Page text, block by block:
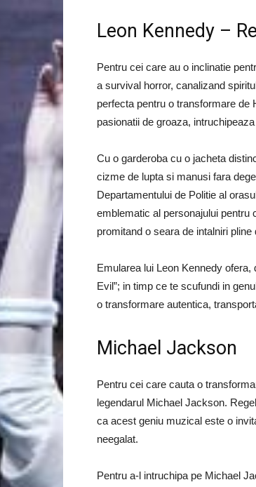
Leon Kennedy –
Pentru cei care au o inclinatie
a survival horror, canalizand
perfecta pentru o transformare de
pasionatii de groaza,
Cu o garderoba cu o jacheta
cizme de lupta si manusi fara
Departamentului de Politie al
emblematic al personajului pentru
promitand o seara de intalniri pline
Emularea lui Leon Kennedy
Evil”; in timp ce te scufundi in
o transformare autentica,
Michael Jackson
Pentru cei care cauta o
legendarul Michael Jackson.
ca acest geniu muzical este o
neegalat.
Pentru a-l intruchipa pe Michael